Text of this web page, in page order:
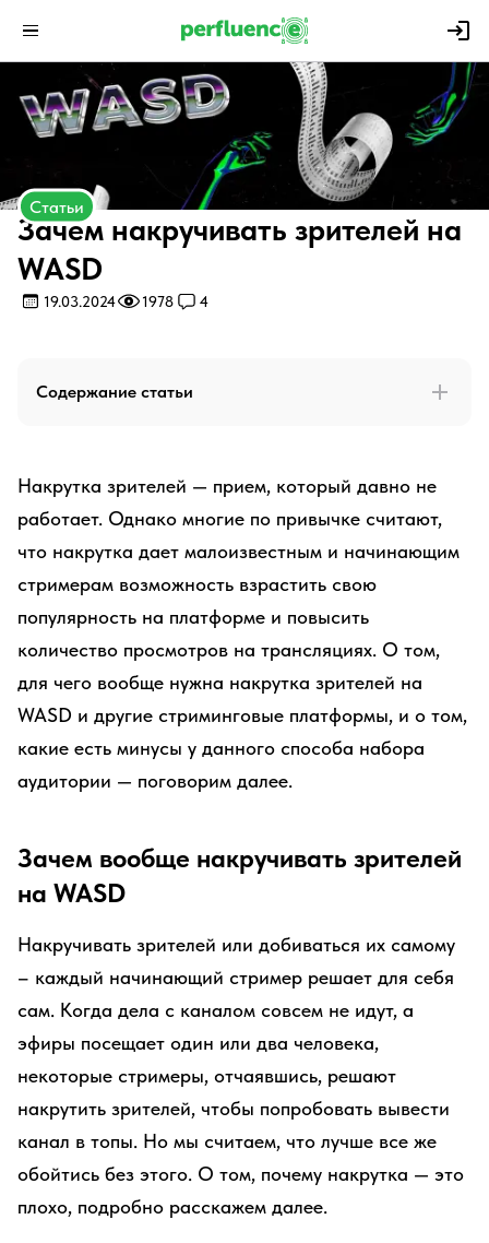
Статьи
Зачем накручивать зрителей на
WASD
19.03.2024 1978 4
Содержание статьи
Накрутка зрителей — прием, который давно не
работает. Однако многие по привычке считают,
что накрутка дает малоизвестным и начинающим
стримерам возможность взрастить свою
популярность на платформе и повысить
количество просмотров на трансляциях. О том,
для чего вообще нужна накрутка зрителей на
WASD и другие стриминговые платформы, и о том,
какие есть минусы у данного способа набора
аудитории — поговорим далее.
Зачем вообще накручивать зрителей
на WASD
Накручивать зрителей или добиваться их самому
– каждый начинающий стример решает для себя
сам. Когда дела с каналом совсем не идут, а
эфиры посещает один или два человека,
некоторые стримеры, отчаявшись, решают
накрутить зрителей, чтобы попробовать вывести
канал в топы. Но мы считаем, что лучше все же
обойтись без этого. О том, почему накрутка — это
плохо, подробно расскажем далее.